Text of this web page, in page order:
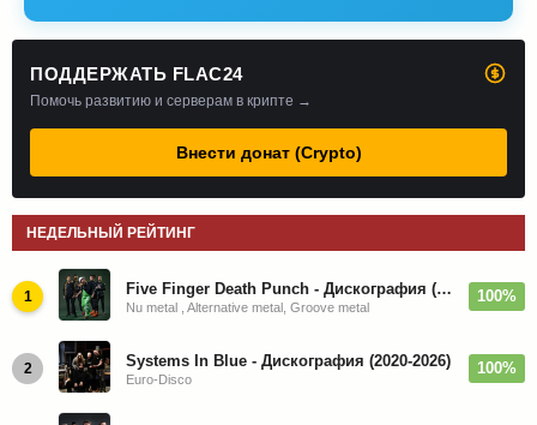
ПОДДЕРЖАТЬ FLAC24
Помочь развитию и серверам в крипте →
Внести донат (Crypto)
НЕДЕЛЬНЫЙ РЕЙТИНГ
1 Five Finger Death Punch - Дискография (2008-2026)
Nu metal , Alternative metal, Groove metal
100%
2 Systems In Blue - Дискография (2020-2026)
Euro-Disco
100%